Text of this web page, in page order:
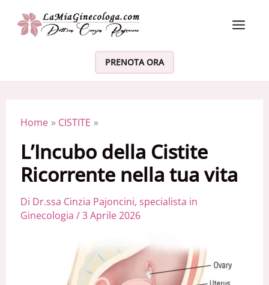
Vai al contenuto
PRENOTA ORA
Home CISTITE
L’Incubo della Cistite
Ricorrente nella tua vita
Di Dr.ssa Cinzia Pajoncini, specialista in
Ginecologia /3 Aprile 2026